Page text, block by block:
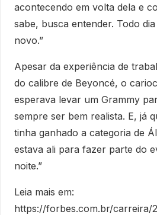
acontecendo em volta dela e
sabe, busca entender. Todo
novo.”
Apesar da experiência de
do calibre de Beyoncé, o
esperava levar um Grammy
sempre ser bem realista. E, já
tinha ganhado a categoria de
estava ali para fazer parte do
noite.”
Leia mais em:
https://forbes.com.br/carreira/